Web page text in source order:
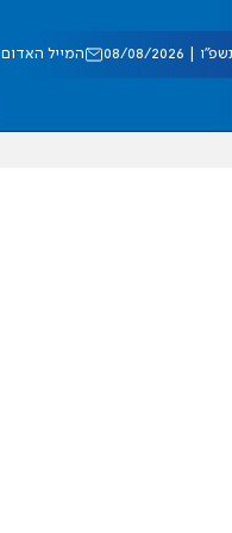
08/2026 המייל האדום